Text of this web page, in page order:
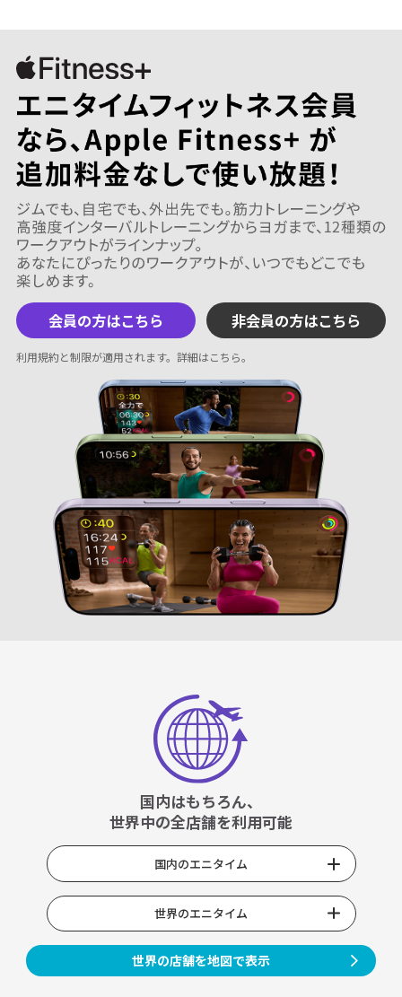
会員の方はこちら 非会員の方はこちら
利用規約と制限が適用されます。 詳細はこちら。
国内はもちろん、
世界中の全店舗を利用可能
国内のエニタイム
世界のエニタイム
世界の店舗を地図で表示